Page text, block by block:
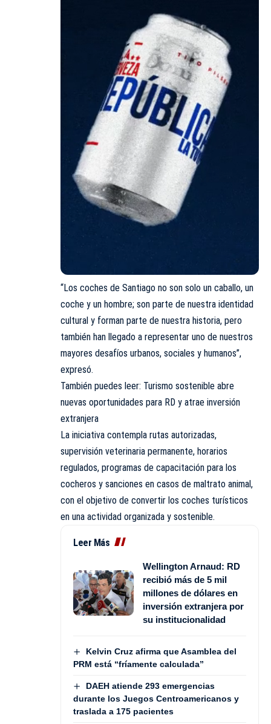
“Los coches de Santiago no son solo un caballo, un
coche y un hombre; son parte de nuestra identidad
cultural y forman parte de nuestra historia, pero
también han llegado a representar uno de nuestros
mayores desafíos urbanos, sociales y humanos”,
expresó.
También puedes leer: Turismo sostenible abre
nuevas oportunidades para RD y atrae inversión
extranjera
La iniciativa contempla rutas autorizadas,
supervisión veterinaria permanente, horarios
regulados, programas de capacitación para los
cocheros y sanciones en casos de maltrato animal,
con el objetivo de convertir los coches turísticos
en una actividad organizada y sostenible.
Leer Más
Wellington Arnaud: RD
recibió más de 5 mil
millones de dólares en
inversión extranjera por
su institucionalidad
Kelvin Cruz afirma que Asamblea del
PRM está “fríamente calculada”
DAEH atiende 293 emergencias
durante los Juegos Centroamericanos y
traslada a 175 pacientes